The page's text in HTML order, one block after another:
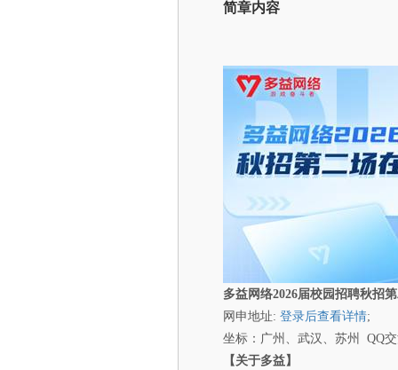
简章内容
多益网络2026届校园招聘秋招
网申地址: 登录后查看详情;
坐标：广州、武汉、苏州 QQ交
【关于多益】